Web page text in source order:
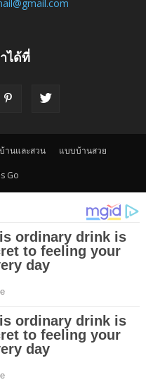
ได้ที่
บ้านและสวน แบบบ้านสวย
Go